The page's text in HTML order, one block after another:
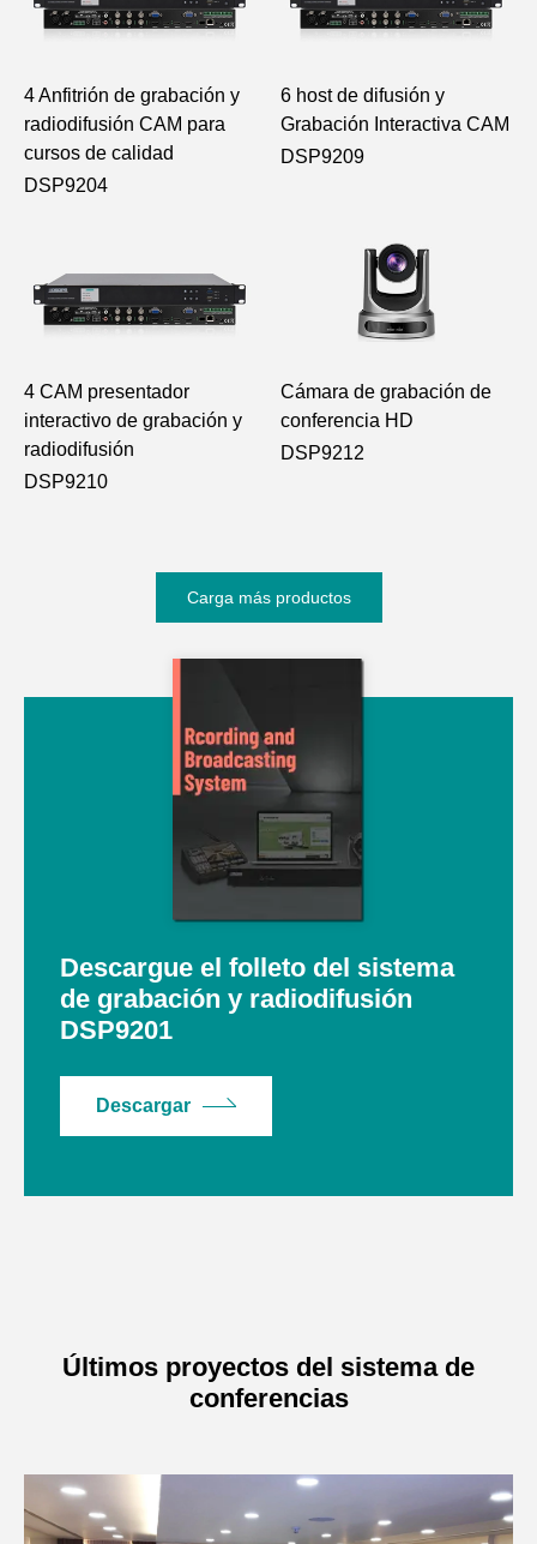
4 Anfitrión de grabación y
radiodifusión CAM para
cursos de calidad
DSP9204
6 host de difusión y
Grabación Interactiva CAM
DSP9209
4 CAM presentador
interactivo de grabación y
radiodifusión
DSP9210
Cámara de grabación de
conferencia HD
DSP9212
Carga más productos
Descargue el folleto del sistema
de grabación y radiodifusión
DSP9201
Descargar
Últimos proyectos del sistema de
conferencias